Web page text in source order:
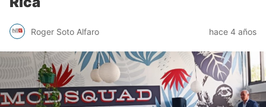
Roger Soto Alfaro hace 4 años